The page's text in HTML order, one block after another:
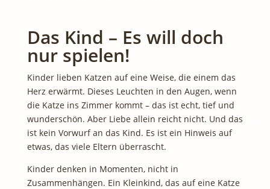
Das Kind – Es will doch
nur spielen!
Kinder lieben Katzen auf eine Weise, die einem das
Herz erwärmt. Dieses Leuchten in den Augen, wenn
die Katze ins Zimmer kommt – das ist echt, tief und
wunderschön. Aber Liebe allein reicht nicht. Und das
ist kein Vorwurf an das Kind. Es ist ein Hinweis auf
etwas, das viele Eltern überrascht.
Kinder denken in Momenten, nicht in
Zusammenhängen. Ein Kleinkind, das auf eine Katze